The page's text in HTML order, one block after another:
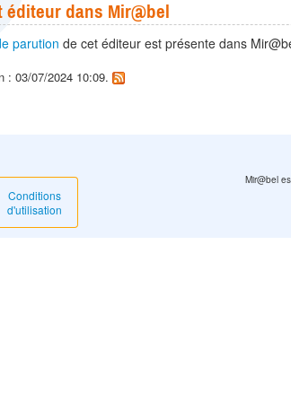
éditeur dans Mir@bel
parution de cet éditeur est présente dans
: 03/07/2024 10:09.
Conditions
d'utilisation
Mir@bel